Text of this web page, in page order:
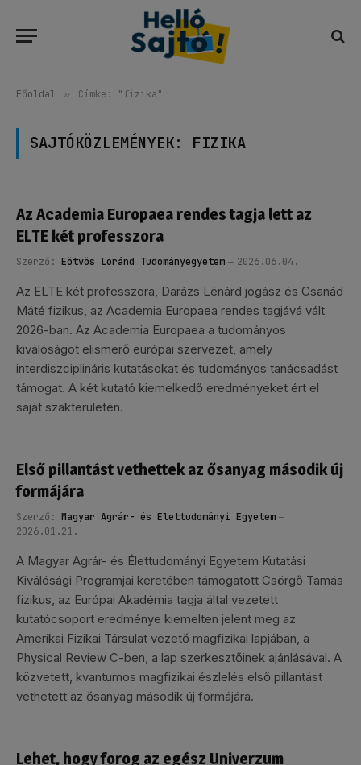
Főoldal » Címke: "fizika"
SAJTÓKÖZLEMÉNYEK: FIZIKA
Az Academia Europaea rendes tagja lett az
ELTE két professzora
Szerző: Eötvös Loránd Tudományegyetem 2026.06.04.
Az ELTE két professzora, Darázs Lénárd jogász és Csanád
Máté fizikus, az Academia Europaea rendes tagjává vált
2026-ban. Az Academia Europaea a tudományos
kiválóságot elismerő európai szervezet, amely
interdiszciplináris kutatásokat és tudományos tanácsadást
támogat. A két kutató kiemelkedő eredményeket ért el
saját szakterületén.
Első pillantást vethettek az ősanyag második új
formájára
Szerző: Magyar Agrár- és Élettudományi Egyetem
2026.01.21.
A Magyar Agrár- és Élettudományi Egyetem Kutatási
Kiválósági Programjai keretében támogatott Csörgő Tamás
fizikus, az Európai Akadémia tagja által vezetett
kutatócsoport eredménye kiemelten jelent meg az
Amerikai Fizikai Társulat vezető magfizikai lapjában, a
Physical Review C-ben, a lap szerkesztőinek ajánlásával. A
közvetett, kvantumos magfizikai észlelés első pillantást
vethetett az ősanyag második új formájára.
Lehet, hogy forog az egész Univerzum